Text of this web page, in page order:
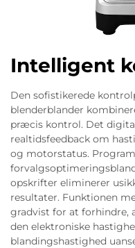
Intelligent
Den sofistikerede
blenderblander
præcis kontrol. Det
realtidsfeedback om
og motorstatus.
opskrifter eliminerer
resultater. Funktionen
gradvist for at forhindre,
den elektroniske
blandingshastighed